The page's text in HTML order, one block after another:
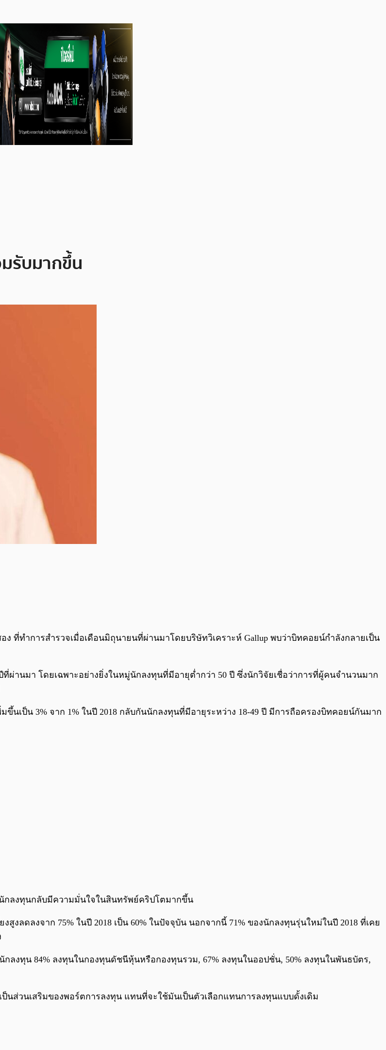
รับมากขึ้น
0:00/ 0:00
อง ที่ทำการสำรวจเมื่อเดือนมิถุนายนที่ผ่านมาโดยบริษัทวิเคราะห์ Gallup พบว่าบิทคอยน์กำลังกลายเป็น
ผ่านมา โดยเฉพาะอย่างยิ่งในหมู่นักลงทุนที่มีอายุต่ำกว่า 50 ปี ซึ่งนักวิจัยเชื่อว่าการที่ผู้คนจำนวนมาก
นเป็น 3% จาก 1% ในปี 2018 กลับกันนักลงทุนที่มีอายุระหว่าง 18-49 ปี มีการถือครองบิทคอยน์กันมาก
กลงทุนกลับมีความมั่นใจในสินทรัพย์คริปโตมากขึ้น
งลดลงจาก 75% ในปี 2018 เป็น 60% ในปัจจุบัน นอกจากนี้ 71% ของนักลงทุนรุ่นใหม่ในปี 2018 ที่เคย
งทุน 84% ลงทุนในกองทุนดัชนีหุ้นหรือกองทุนรวม, 67% ลงทุนในออปชั่น, 50% ลงทุนในพันธบัตร,
ส่วนเสริมของพอร์ตการลงทุน แทนที่จะใช้มันเป็นตัวเลือกแทนการลงทุนแบบดั้งเดิม